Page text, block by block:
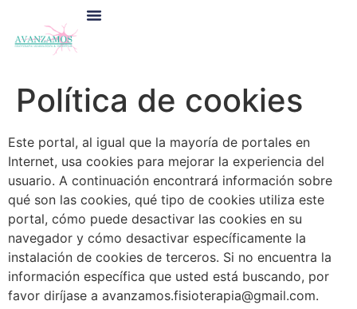
Política de cookies
Este portal, al igual que la mayoría de portales en
Internet, usa cookies para mejorar la experiencia del
usuario. A continuación encontrará información sobre
qué son las cookies, qué tipo de cookies utiliza este
portal, cómo puede desactivar las cookies en su
navegador y cómo desactivar específicamente la
instalación de cookies de terceros. Si no encuentra la
información específica que usted está buscando, por
favor diríjase a avanzamos.fisioterapia@gmail.com.